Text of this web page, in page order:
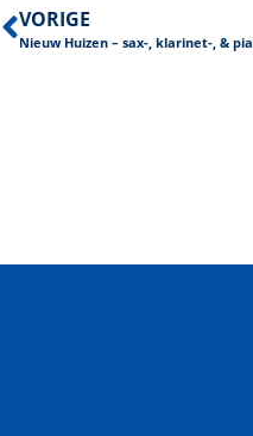
VORIGE
Nieuw Huizen – sax-, klarinet-, &